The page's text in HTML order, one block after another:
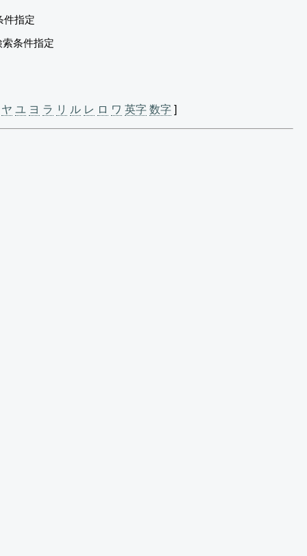
件指定
条件指定
ヤ ユ ヨ ラ リ ル レ ロ ワ 英字 数字 ]